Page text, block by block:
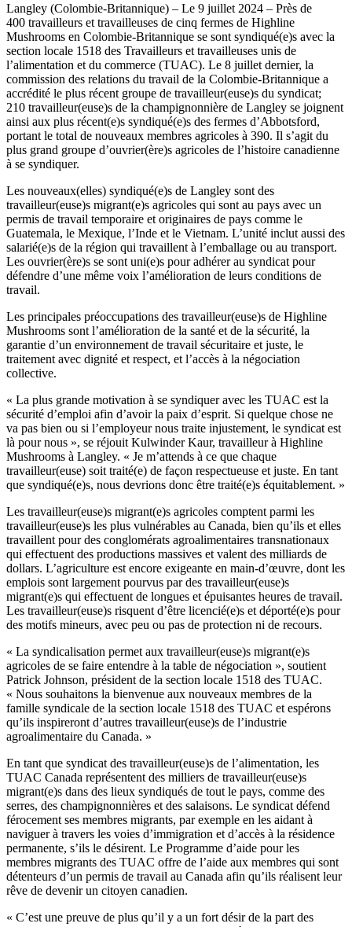
Langley (Colombie-Britannique) – Le 9 juillet 2024 – Près de
400 travailleurs et travailleuses de cinq fermes de Highline
Mushrooms en Colombie-Britannique se sont syndiqué(e)s avec la
section locale 1518 des Travailleurs et travailleuses unis de
l’alimentation et du commerce (TUAC). Le 8 juillet dernier, la
commission des relations du travail de la Colombie-Britannique a
accrédité le plus récent groupe de travailleur(euse)s du syndicat;
210 travailleur(euse)s de la champignonnière de Langley se joignent
ainsi aux plus récent(e)s syndiqué(e)s des fermes d’Abbotsford,
portant le total de nouveaux membres agricoles à 390. Il s’agit du
plus grand groupe d’ouvrier(ère)s agricoles de l’histoire canadienne
à se syndiquer.
Les nouveaux(elles) syndiqué(e)s de Langley sont des
travailleur(euse)s migrant(e)s agricoles qui sont au pays avec un
permis de travail temporaire et originaires de pays comme le
Guatemala, le Mexique, l’Inde et le Vietnam. L’unité inclut aussi des
salarié(e)s de la région qui travaillent à l’emballage ou au transport.
Les ouvrier(ère)s se sont uni(e)s pour adhérer au syndicat pour
défendre d’une même voix l’amélioration de leurs conditions de
travail.
Les principales préoccupations des travailleur(euse)s de Highline
Mushrooms sont l’amélioration de la santé et de la sécurité, la
garantie d’un environnement de travail sécuritaire et juste, le
traitement avec dignité et respect, et l’accès à la négociation
collective.
« La plus grande motivation à se syndiquer avec les TUAC est la
sécurité d’emploi afin d’avoir la paix d’esprit. Si quelque chose ne
va pas bien ou si l’employeur nous traite injustement, le syndicat est
là pour nous », se réjouit Kulwinder Kaur, travailleur à Highline
Mushrooms à Langley. « Je m’attends à ce que chaque
travailleur(euse) soit traité(e) de façon respectueuse et juste. En tant
que syndiqué(e)s, nous devrions donc être traité(e)s équitablement. »
Les travailleur(euse)s migrant(e)s agricoles comptent parmi les
travailleur(euse)s les plus vulnérables au Canada, bien qu’ils et elles
travaillent pour des conglomérats agroalimentaires transnationaux
qui effectuent des productions massives et valent des milliards de
dollars. L’agriculture est encore exigeante en main-d’œuvre, dont les
emplois sont largement pourvus par des travailleur(euse)s
migrant(e)s qui effectuent de longues et épuisantes heures de travail.
Les travailleur(euse)s risquent d’être licencié(e)s et déporté(e)s pour
des motifs mineurs, avec peu ou pas de protection ni de recours.
« La syndicalisation permet aux travailleur(euse)s migrant(e)s
agricoles de se faire entendre à la table de négociation », soutient
Patrick Johnson, président de la section locale 1518 des TUAC.
« Nous souhaitons la bienvenue aux nouveaux membres de la
famille syndicale de la section locale 1518 des TUAC et espérons
qu’ils inspireront d’autres travailleur(euse)s de l’industrie
agroalimentaire du Canada. »
En tant que syndicat des travailleur(euse)s de l’alimentation, les
TUAC Canada représentent des milliers de travailleur(euse)s
migrant(e)s dans des lieux syndiqués de tout le pays, comme des
serres, des champignonnières et des salaisons. Le syndicat défend
férocement ses membres migrants, par exemple en les aidant à
naviguer à travers les voies d’immigration et d’accès à la résidence
permanente, s’ils le désirent. Le Programme d’aide pour les
membres migrants des TUAC offre de l’aide aux membres qui sont
détenteurs d’un permis de travail au Canada afin qu’ils réalisent leur
rêve de devenir un citoyen canadien.
« C’est une preuve de plus qu’il y a un fort désir de la part des